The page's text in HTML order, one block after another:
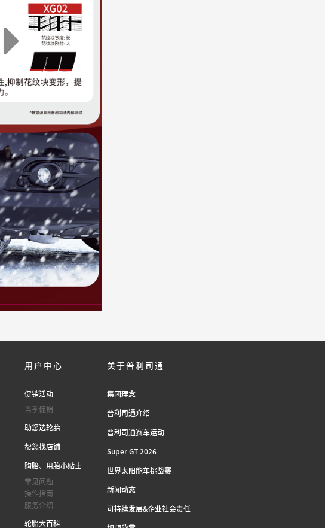
用户中心
促销活动
当季促销
助您选轮胎
帮您找店铺
购胎、用胎小贴士
常见问题
操作指南
服务介绍
轮胎大百科
关于普利司通
集团理念
普利司通介绍
普利司通赛车运动
Super GT 2026
世界太阳能车挑战赛
新闻动态
可持续发展&企业社会责任